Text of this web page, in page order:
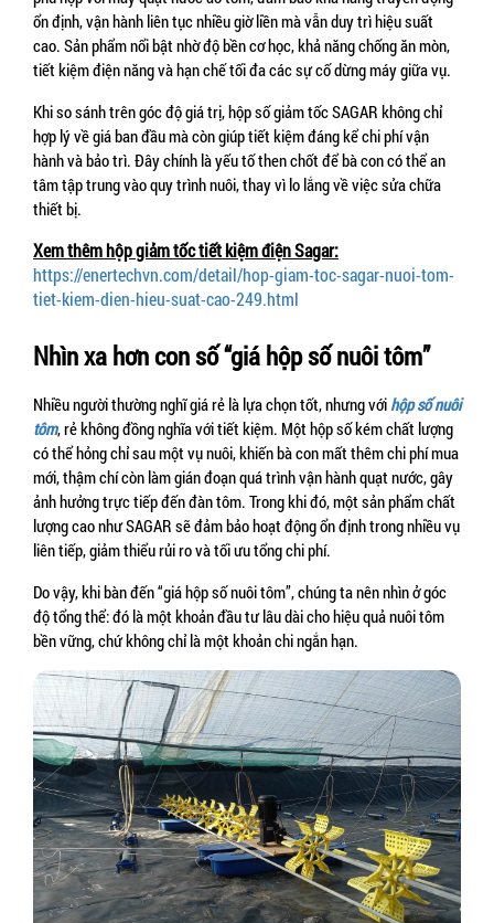
ổn định, vận hành liên tục nhiều giờ liền mà vẫn duy trì hiệu suất
cao. Sản phẩm nổi bật nhờ độ bền cơ học, khả năng chống ăn mòn,
tiết kiệm điện năng và hạn chế tối đa các sự cố dừng máy giữa vụ.
Khi so sánh trên góc độ giá trị, hộp số giảm tốc SAGAR không chỉ
hợp lý về giá ban đầu mà còn giúp tiết kiệm đáng kể chi phí vận
hành và bảo trì. Đây chính là yếu tố then chốt để bà con có thể an
tâm tập trung vào quy trình nuôi, thay vì lo lắng về việc sửa chữa
thiết bị.
Xem thêm hộp giảm tốc tiết kiệm điện Sagar:
https://enertechvn.com/detail/hop-giam-toc-sagar-nuoi-tom-
tiet-kiem-dien-hieu-suat-cao-249.html
Nhìn xa hơn con số “giá hộp số nuôi tôm”
Nhiều người thường nghĩ giá rẻ là lựa chọn tốt, nhưng với hộp số nuôi
tôm, rẻ không đồng nghĩa với tiết kiệm. Một hộp số kém chất lượng
có thể hỏng chỉ sau một vụ nuôi, khiến bà con mất thêm chi phí mua
mới, thậm chí còn làm gián đoạn quá trình vận hành quạt nước, gây
ảnh hưởng trực tiếp đến đàn tôm. Trong khi đó, một sản phẩm chất
lượng cao như SAGAR sẽ đảm bảo hoạt động ổn định trong nhiều vụ
liên tiếp, giảm thiểu rủi ro và tối ưu tổng chi phí.
Do vậy, khi bàn đến “giá hộp số nuôi tôm”, chúng ta nên nhìn ở góc
độ tổng thể: đó là một khoản đầu tư lâu dài cho hiệu quả nuôi tôm
bền vững, chứ không chỉ là một khoản chi ngắn hạn.